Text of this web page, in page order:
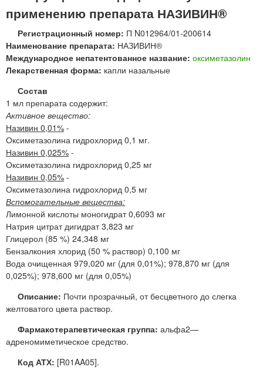
применению препарата НАЗИВИН®
Регистрационный номер: П N012964/01-200614
Наименование препарата: НАЗИВИН®
Международное непатентованное название: оксиметазолин
Лекарственная форма: капли назальные
Состав
1 мл препарата содержит:
Активное вещество:
Називин 0,01% -
Оксиметазолина гидрохлорид 0,1 мг.
Називин 0,025% -
Оксиметазолина гидрохлорид 0,25 мг
Називин 0,05% -
Оксиметазолина гидрохлорид 0,5 мг
Вспомогательные вещества:
Лимонной кислоты моногидрат 0,6093 мг
Натрия цитрат дигидрат 3,823 мг
Глицерол (85 %) 24,348 мг
Бензалкония хлорид (50 % раствор) 0,100 мг
Вода очищенная 979,020 мг (для 0,01%); 978,870 мг (для
0,025%); 978,600 мг (для 0,05%)
Описание: Почти прозрачный, от бесцветного до слегка
желтоватого цвета раствор.
Фармакотерапевтическая группа: альфа2—
адреномиметическое средство.
Код АТХ: [R01AA05].